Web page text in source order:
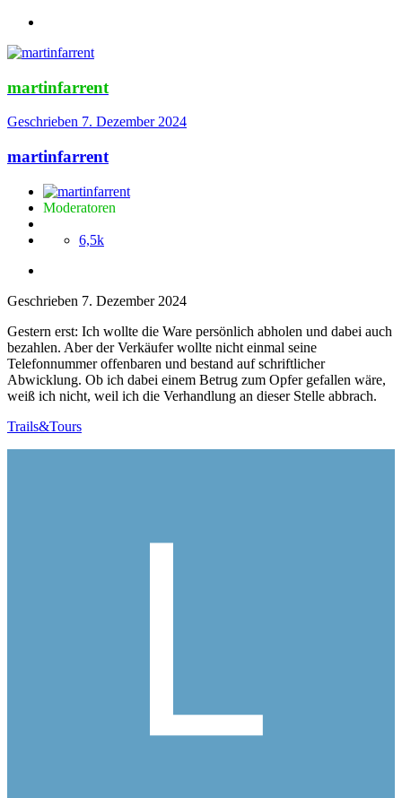
martinfarrent
Geschrieben 7. Dezember 2024
martinfarrent
Moderatoren
6,5k
Geschrieben 7. Dezember 2024
Gestern erst: Ich wollte die Ware persönlich abholen und dabei auch
bezahlen. Aber der Verkäufer wollte nicht einmal seine
Telefonnummer offenbaren und bestand auf schriftlicher
Abwicklung. Ob ich dabei einem Betrug zum Opfer gefallen wäre,
weiß ich nicht, weil ich die Verhandlung an dieser Stelle abbrach.
Trails&Tours